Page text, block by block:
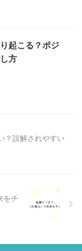
起こる？ポジ
方
？誤解されやすい
をチ